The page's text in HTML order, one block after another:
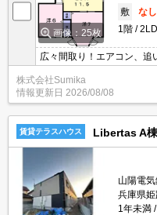
画像：25枚
敷
なし
1階
広々間取り！エアコン、追
株式会社Sumika
情報更新日 2026/08/08
賃貸テラスハウス Libertas A棟
山陽電
兵庫県
1年未満